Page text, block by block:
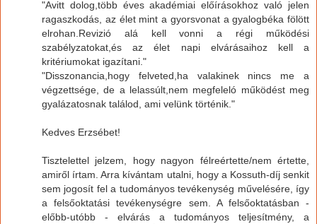
"Avitt dolog,több éves akadémiai előírásokhoz való jelen
ragaszkodás, az élet mint a gyorsvonat a gyalogbéka fölött
elrohan.Revizió alá kell vonni a régi működési
szabélyzatokat,és az élet napi elvárásaihoz kell a
kritériumokat igazítani."
"Disszonancia,hogy felveted,ha valakinek nincs me a
végzettsége, de a lelassúlt,nem megfeleló működést meg
gyalázatosnak találod, ami velünk történik."
Kedves Erzsébet!
Tisztelettel jelzem, hogy nagyon félreértette/nem értette,
amiről írtam. Arra kívántam utalni, hogy a Kossuth-díj senkit
sem jogosít fel a tudományos tevékenység művelésére, így
a felsőoktatási tevékenységre sem. A felsőoktatásban -
előbb-utóbb - elvárás a tudományos teljesítmény, a